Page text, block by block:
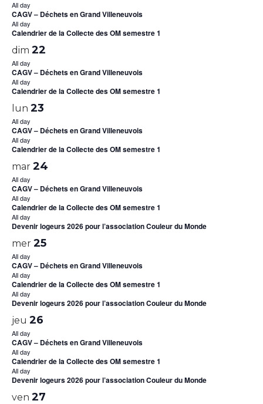
All day
CAGV – Déchets en Grand Villeneuvois
All day
Calendrier de la Collecte des OM semestre 1
dim 22
All day
CAGV – Déchets en Grand Villeneuvois
All day
Calendrier de la Collecte des OM semestre 1
lun 23
All day
CAGV – Déchets en Grand Villeneuvois
All day
Calendrier de la Collecte des OM semestre 1
mar 24
All day
CAGV – Déchets en Grand Villeneuvois
All day
Calendrier de la Collecte des OM semestre 1
All day
Devenir logeurs 2026 pour l’association Couleur du Monde
mer 25
All day
CAGV – Déchets en Grand Villeneuvois
All day
Calendrier de la Collecte des OM semestre 1
All day
Devenir logeurs 2026 pour l’association Couleur du Monde
jeu 26
All day
CAGV – Déchets en Grand Villeneuvois
All day
Calendrier de la Collecte des OM semestre 1
All day
Devenir logeurs 2026 pour l’association Couleur du Monde
ven 27